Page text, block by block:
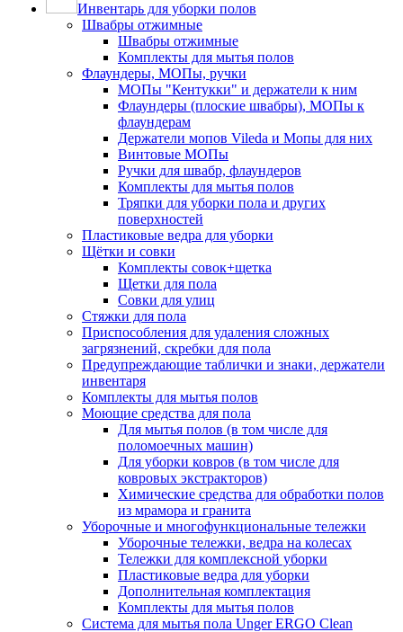
Инвентарь для уборки полов
Швабры отжимные
Швабры отжимные
Комплекты для мытья полов
Флаундеры, МОПы, ручки
МОПы "Кентукки" и держатели к ним
Флаундеры (плоские швабры), МОПы к
флаундерам
Держатели мопов Vileda и Мопы для них
Винтовые МОПы
Ручки для швабр, флаундеров
Комплекты для мытья полов
Тряпки для уборки пола и других
поверхностей
Пластиковые ведра для уборки
Щётки и совки
Комплекты совок+щетка
Щетки для пола
Совки для улиц
Стяжки для пола
Приспособления для удаления сложных
загрязнений, скребки для пола
Предупреждающие таблички и знаки, держатели
инвентаря
Комплекты для мытья полов
Моющие средства для пола
Для мытья полов (в том числе для
поломоечных машин)
Для уборки ковров (в том числе для
ковровых экстракторов)
Химические средства для обработки полов
из мрамора и гранита
Уборочные и многофункциональные тележки
Уборочные тележки, ведра на колесах
Тележки для комплексной уборки
Пластиковые ведра для уборки
Дополнительная комплектация
Комплекты для мытья полов
Система для мытья пола Unger ERGO Clean